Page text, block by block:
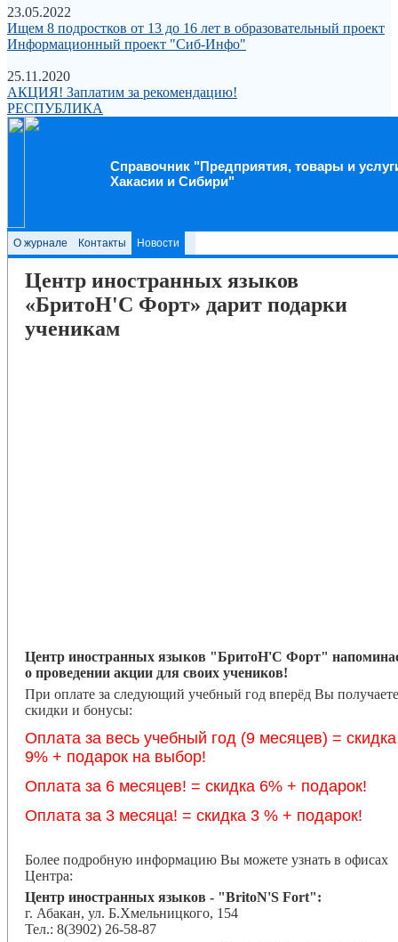
23.05.2022
Ищем 8 подростков от 13 до 16 лет в образовательный проект
Информационный проект "Сиб-Инфо"
25.11.2020
АКЦИЯ! Заплатим за рекомендацию!
РЕСПУБЛИКА
Справочник "Предприятия, товары и
Хакасии и Сибири"
О журнале Контакты Новости
Центр иностранных языков
«БритоН'С Форт» дарит подарки
ученикам
Центр иностранных языков "БритоН'С Форт"
о проведении акции для своих учеников!
При оплате за следующий учебный год вперёд Вы получаете
скидки и бонусы:
Оплата за весь учебный год (9 месяцев) = скидка
9% + подарок на выбор!
Оплата за 6 месяцев! = скидка 6% + подарок!
Оплата за 3 месяца! = скидка 3 % + подарок!
Более подробную информацию Вы можете узнать в офисах
Центра:
Центр иностранных языков - "BritoN'S Fort":
г. Абакан, ул. Б.Хмельницкого, 154
Тел.: 8(3902) 26-58-87